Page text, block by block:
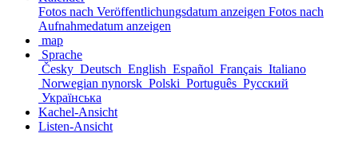
Fotos nach Veröffentlichungsdatum anzeigen Fotos nach
Aufnahmedatum anzeigen
map
Sprache
Česky Deutsch English Español Français Italiano
Norwegian nynorsk Polski Português Русский
Українська
Kachel-Ansicht
Listen-Ansicht